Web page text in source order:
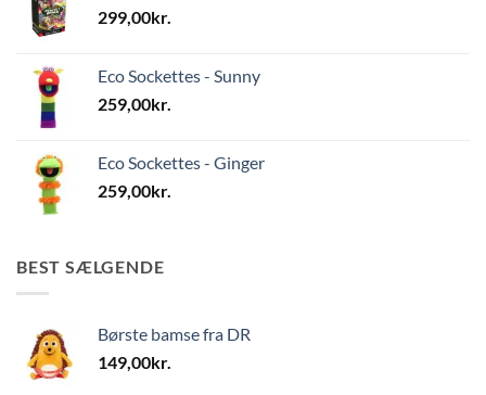
299,00kr.
Eco Sockettes - Sunny
259,00kr.
Eco Sockettes - Ginger
259,00kr.
BEST SÆLGENDE
Børste bamse fra DR
149,00kr.